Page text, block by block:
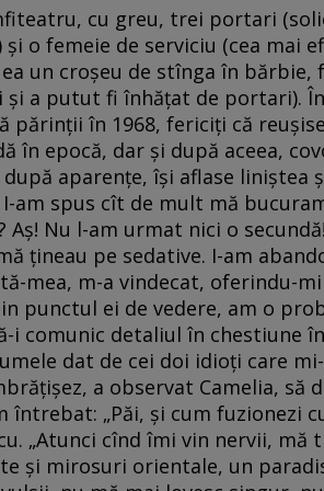
cu greu, trei portari
o femeie de serviciu (cea mai
un croșeu de stînga în
și a putut fi înhățat de portari).
părinții în 1968, fericiți că
în epocă, dar și după aceea,
aparențe, își aflase liniștea
am spus cît de mult mă
Nu l-am urmat nici o
țineau pe sedative. I-am
mea, m-a vindecat, oferindu-
punctul ei de vedere, am o
i comunic detaliul în chestiune
dat de cei doi idioți care
a observat Camelia, să
întrebat: „Păi, și cum fuzionezi
„Atunci cînd îmi vin nervii,
și mirosuri orientale, un